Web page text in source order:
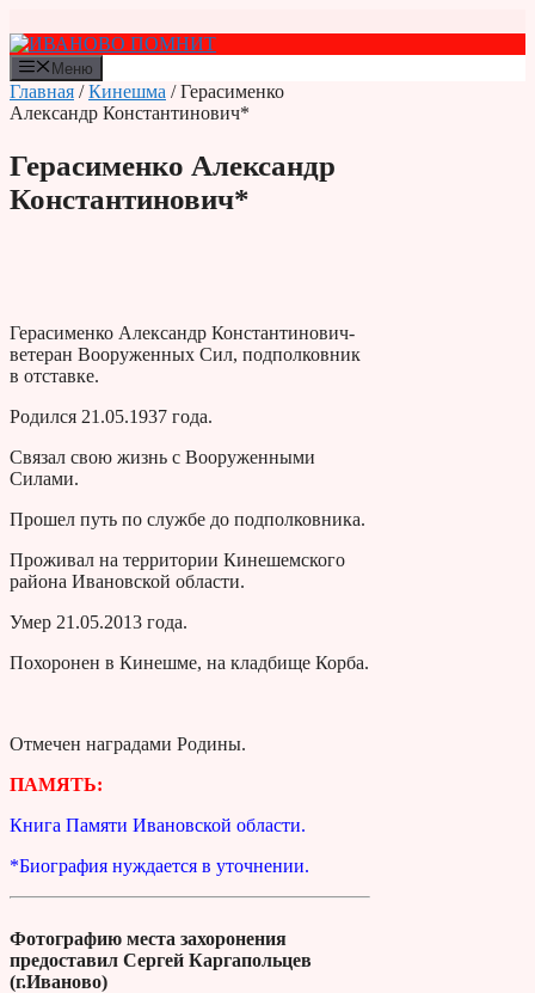
к
содержимому
Меню
Главная /Кинешма / Герасименко
Александр Константинович*
Герасименко Александр
Константинович*
Герасименко Александр Константинович-
ветеран Вооруженных Сил, подполковник
в отставке.
Родился 21.05.1937 года.
Связал свою жизнь с Вооруженными
Силами.
Прошел путь по службе до подполковника.
Проживал на территории Кинешемского
района Ивановской области.
Умер 21.05.2013 года.
Похоронен в Кинешме, на кладбище Корба.
Отмечен наградами Родины.
ПАМЯТЬ:
Книга Памяти Ивановской области.
*Биография нуждается в уточнении.
Фотографию места захоронения
предоставил Сергей Каргапольцев
(г.Иваново)